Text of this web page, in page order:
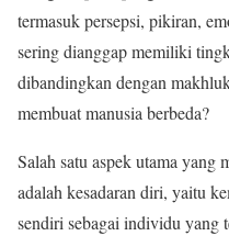
termasuk persepsi, pikiran,
sering dianggap memiliki
dibandingkan dengan
membuat manusia berbeda?
Salah satu aspek utama yang
adalah kesadaran diri, yaitu
sendiri sebagai individu yang